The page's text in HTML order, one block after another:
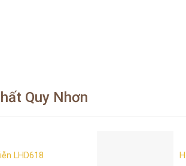
Quy Nhơn
LHD618